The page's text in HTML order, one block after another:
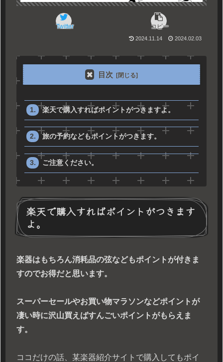
Twitter コピー
2024.11.14 2024.02.03
目次
楽天で購入すればポイントがつきますよ。
旅の予約などもポイントがつきます。
ご注意ください。
楽天で購入すればポイントがつきます
よ。
楽器はもちろん消耗品の弦などもポイントが付きま
すのでお得だと思います。
スーパーセールやお買い物マラソンなどポイントが
凄い時に沢山買えばすんごいポイントがもらえま
す。
ココだけの話、某楽器紹介サイトで購入してもポイ